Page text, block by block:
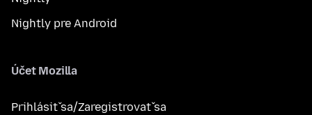
Nightly pre Android
Účet Mozilla
Prihlásiť sa/Zaregistrovať sa